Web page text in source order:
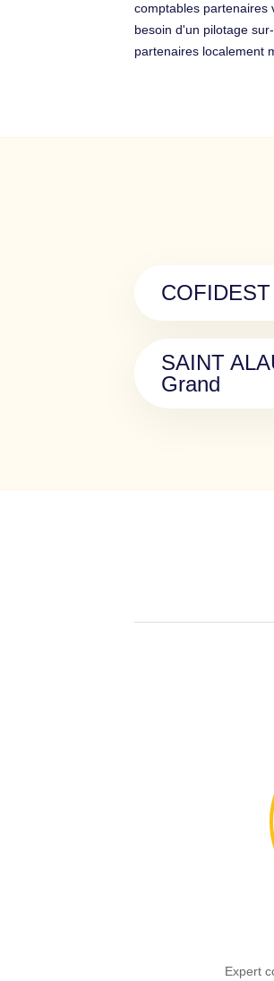
comptables partenaires
besoin d'un pilotage
partenaires localement
SAINT
Grand
Expert